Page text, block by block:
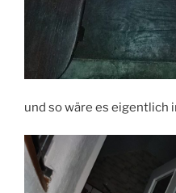
und so wäre es eigentlich